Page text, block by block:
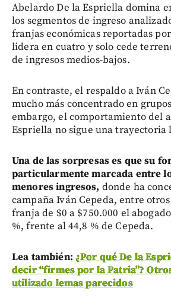
Abelardo De la Espriella domina
los segmentos de ingreso
franjas económicas reportadas
lidera en cuatro y solo cede
de ingresos medios-bajos.
En contraste, el respaldo a Iván
mucho más concentrado en
embargo, el comportamiento del
Espriella no sigue una trayectoria
Una de las sorpresas es que su
particularmente marcada entre
menores ingresos, donde ha
campaña Iván Cepeda, entre
franja de $0 a $750.000 el
%, frente al 44,8 % de Cepeda.
Lea también: ¿Por qué De la
decir “firmes por la Patria”?
utilizado lemas parecidos